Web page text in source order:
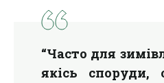
“Часто для
якісь споруди,